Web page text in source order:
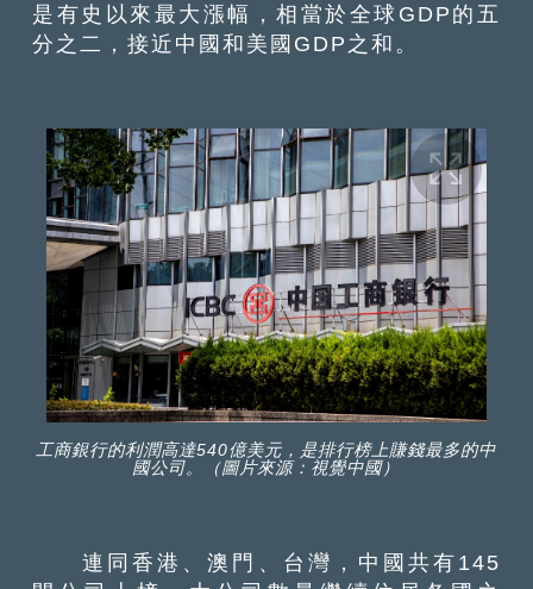
是有史以來最大漲幅，相當於全球GDP的五
分之二，接近中國和美國GDP之和。
工商銀行的利潤高達540億美元，是排行榜上賺錢最多的中
國公司。（圖片來源：視覺中國）
連同香港、澳門、台灣，中國共有145